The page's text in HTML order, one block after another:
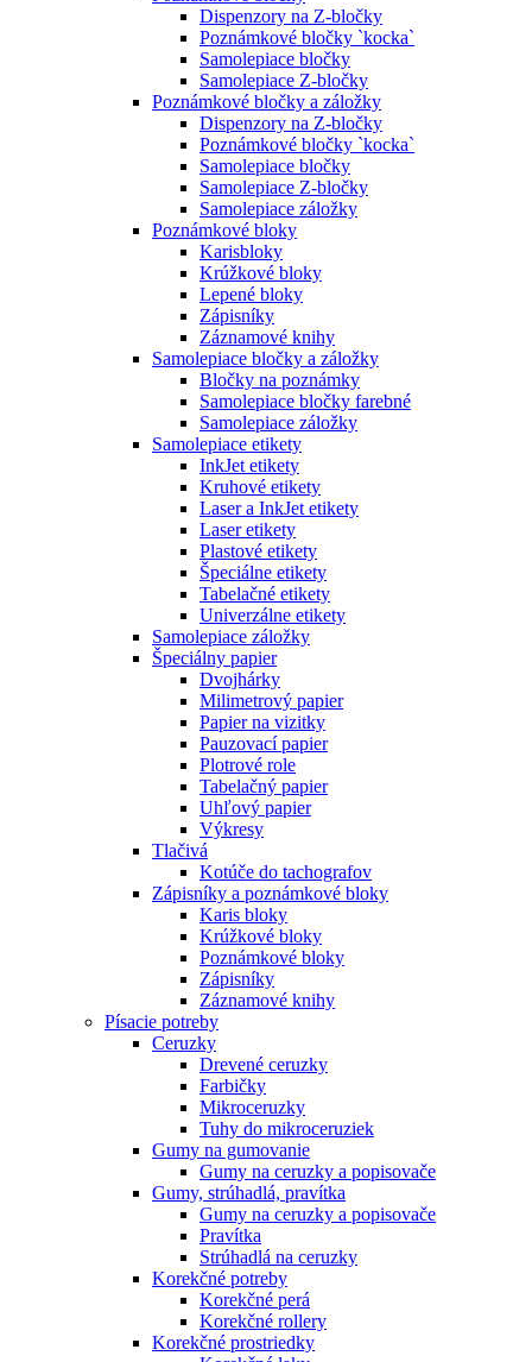
Dispenzory na Z-bločky
Poznámkové bločky `kocka`
Samolepiace bločky
Samolepiace Z-bločky
Poznámkové bločky a záložky
Dispenzory na Z-bločky
Poznámkové bločky `kocka`
Samolepiace bločky
Samolepiace Z-bločky
Samolepiace záložky
Poznámkové bloky
Karisbloky
Krúžkové bloky
Lepené bloky
Zápisníky
Záznamové knihy
Samolepiace bločky a záložky
Bločky na poznámky
Samolepiace bločky farebné
Samolepiace záložky
Samolepiace etikety
InkJet etikety
Kruhové etikety
Laser a InkJet etikety
Laser etikety
Plastové etikety
Špeciálne etikety
Tabelačné etikety
Univerzálne etikety
Samolepiace záložky
Špeciálny papier
Dvojhárky
Milimetrový papier
Papier na vizitky
Pauzovací papier
Plotrové role
Tabelačný papier
Uhľový papier
Výkresy
Tlačivá
Kotúče do tachografov
Zápisníky a poznámkové bloky
Karis bloky
Krúžkové bloky
Poznámkové bloky
Zápisníky
Záznamové knihy
Písacie potreby
Ceruzky
Drevené ceruzky
Farbičky
Mikroceruzky
Tuhy do mikroceruziek
Gumy na gumovanie
Gumy na ceruzky a popisovače
Gumy, strúhadlá, pravítka
Gumy na ceruzky a popisovače
Pravítka
Strúhadlá na ceruzky
Korekčné potreby
Korekčné perá
Korekčné rollery
Korekčné prostriedky